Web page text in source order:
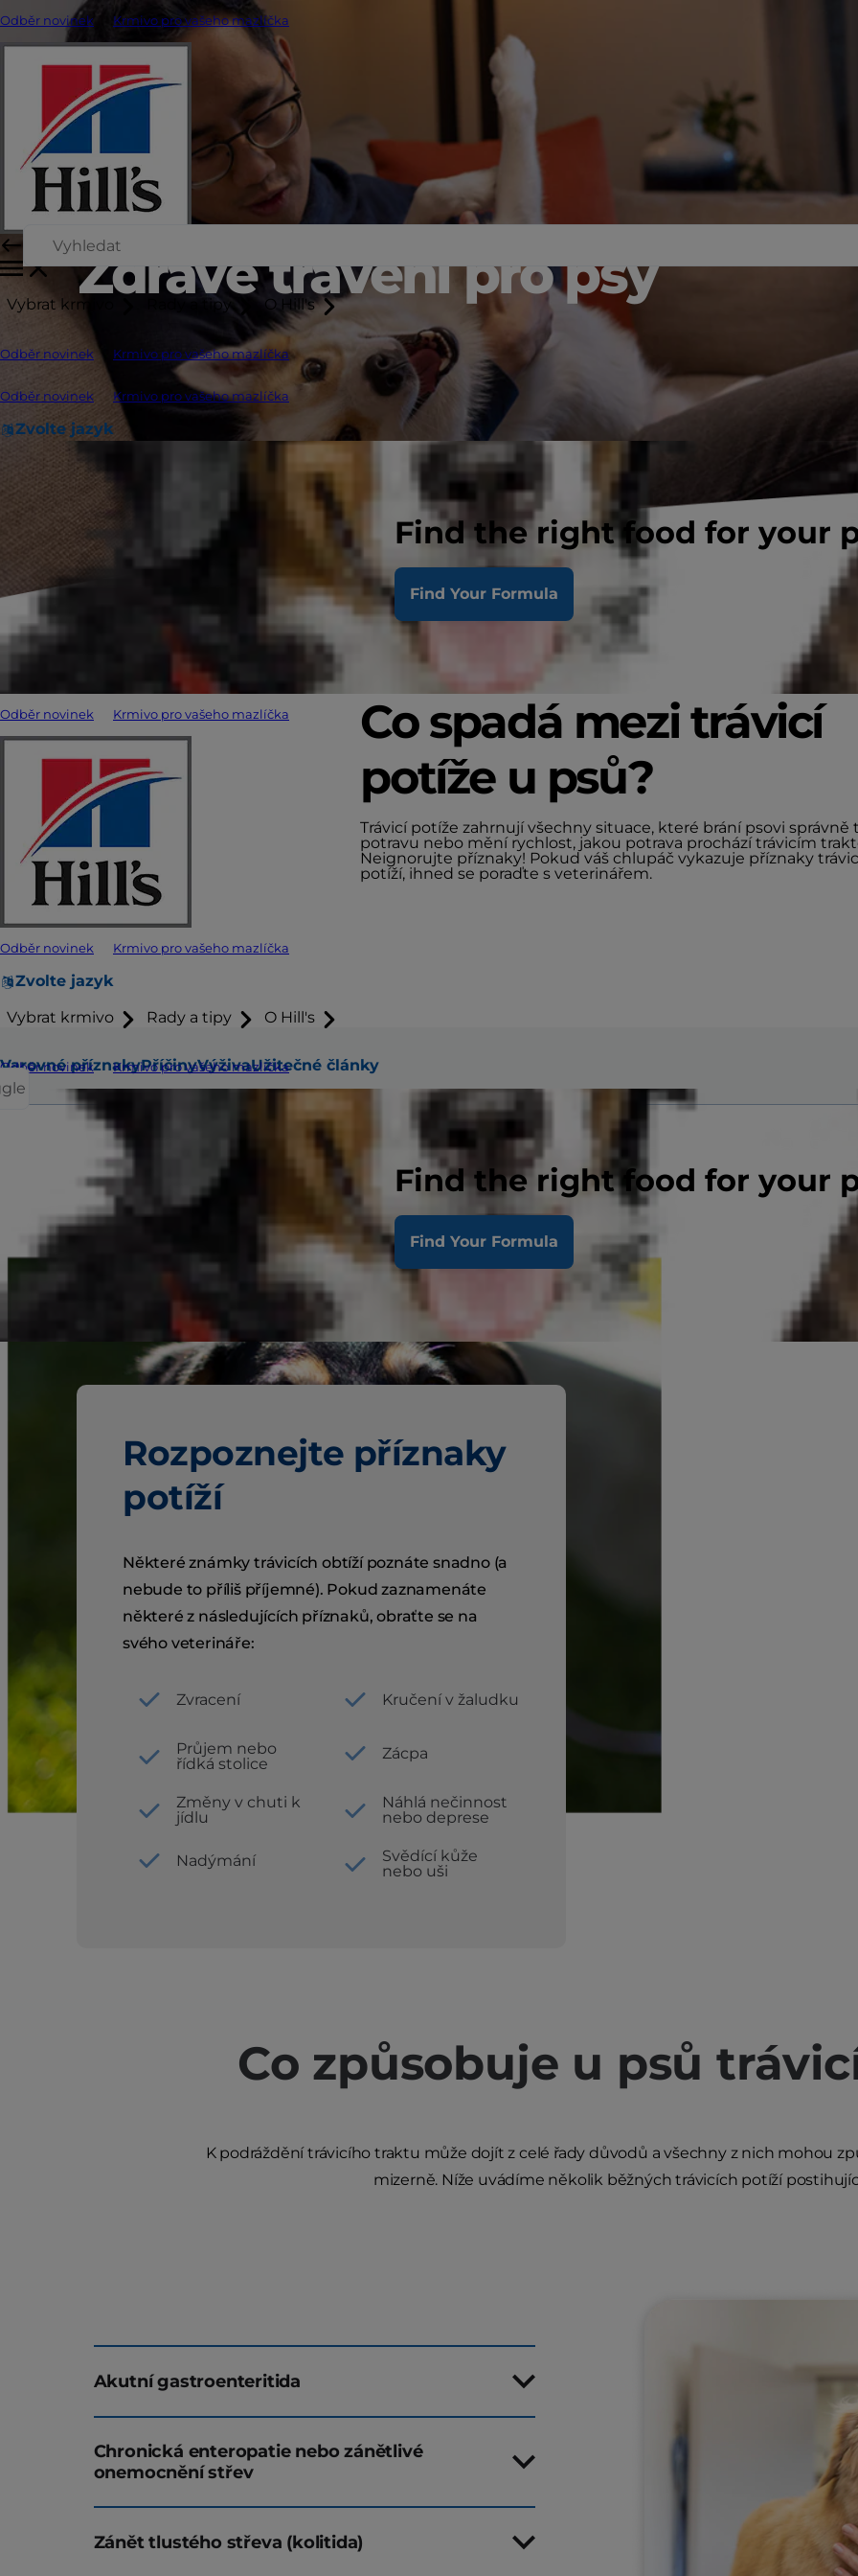
Odběr novinek Krmivo pro vašeho mazlíčka
Vybrat krmivo Rady a tipy O Hill's
Odběr novinek Krmivo pro vašeho mazlíčka
Odběr novinek Krmivo pro vašeho mazlíčka
Zvolte jazyk
Find the right food for your
Find Your Formula
Odběr novinek Krmivo pro vašeho mazlíčka
Odběr novinek Krmivo pro vašeho mazlíčka
Zvolte jazyk
Vybrat krmivo Rady a tipy O Hill's
Odběr novinek Krmivo pro vašeho mazlíčka
Find the right food for your
Find Your Formula
Zdravé trávení pro psy
Co spadá mezi trávicí
potíže u psů?
Trávicí potíže zahrnují všechny situace, které brání psovi správně
potravu nebo mění rychlost, jakou potrava prochází trávicím
Neignorujte příznaky! Pokud váš chlupáč vykazuje příznaky
potíží, ihned se poraďte s veterinářem.
Varovné příznakyPříčinyVýživaUžitečné články
Rozpoznejte příznaky
potíží
Některé známky trávicích obtíží poznáte snadno (a
nebude to příliš příjemné). Pokud zaznamenáte
některé z následujících příznaků, obraťte se na
svého veterináře:
Zvracení Kručení v žaludku
Průjem nebo
řídká stolice
Zácpa
Změny v chuti k
jídlu
Náhlá nečinnost
nebo deprese
Nadýmání
Svědící kůže
nebo uši
Co způsobuje u psů
K podráždění trávicího traktu může dojít z celé řady důvodů a všechny z nich mohou
mizerně. Níže uvádíme několik běžných trávicích potíží
Akutní gastroenteritida
Chronická enteropatie nebo zánětlivé
onemocnění střev
Zánět tlustého střeva (kolitida)